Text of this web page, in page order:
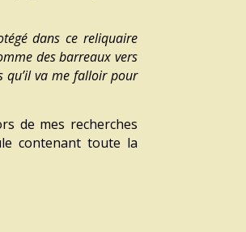
dans ce reliquaire
des barreaux vers
qu’il va me falloir pour
de mes recherches
contenant toute la